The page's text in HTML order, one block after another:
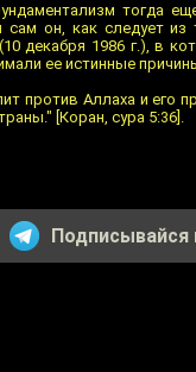
тогда
сам он, как следует
декабря 1986 г.), в
ее истинные
против Аллаха и его
[Коран, сура 5:36].
Подписывайся